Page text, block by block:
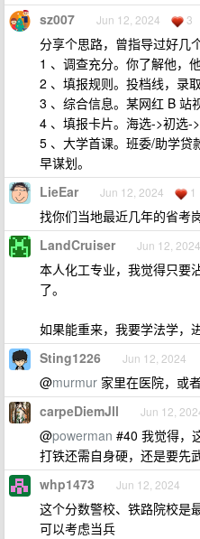
sz007 Jun 12, 2024 3
分享个思路，曾指导过好几
1 、调查充分。你了解他，
2 、填报规则。投档线，录
3 、综合信息。某网红 B 站
4 、填报卡片。海选->初选-
5 、大学首课。班委/助学贷
早谋划。
LieEar Jun 12, 2024 1
找你们当地最近几年的省考
LandCruiser Jun 12, 2024
本人化工专业，我觉得只要
了。
如果能重来，我要学法学，
Sting1226 Jun 12, 2024
@murmur 家里在医院，或
carpeDiemJll Jun 12,
@powerman #40 我觉得，
打铁还需自身硬，还是要先
whp1473 Jun 12, 2024
这个分数警校、铁路院校是
可以考虑当兵